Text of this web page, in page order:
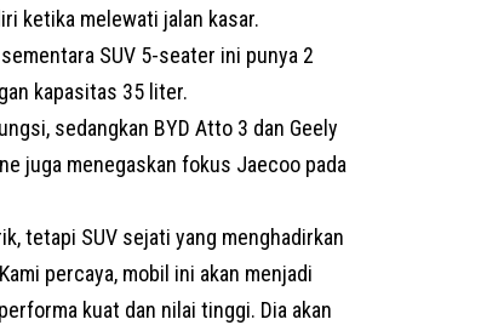
ketika melewati jalan kasar.
SUV 5-seater ini punya 2
kapasitas 35 liter.
sedangkan BYD Atto 3 dan Geely
juga menegaskan fokus Jaecoo pada
tetapi SUV sejati yang menghadirkan
percaya, mobil ini akan menjadi
kuat dan nilai tinggi. Dia akan